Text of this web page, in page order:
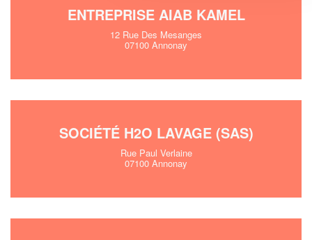
ENTREPRISE AIAB KAMEL
12 Rue Des Mesanges
07100 Annonay
SOCIÉTÉ H2O LAVAGE (SAS)
Rue Paul Verlaine
07100 Annonay